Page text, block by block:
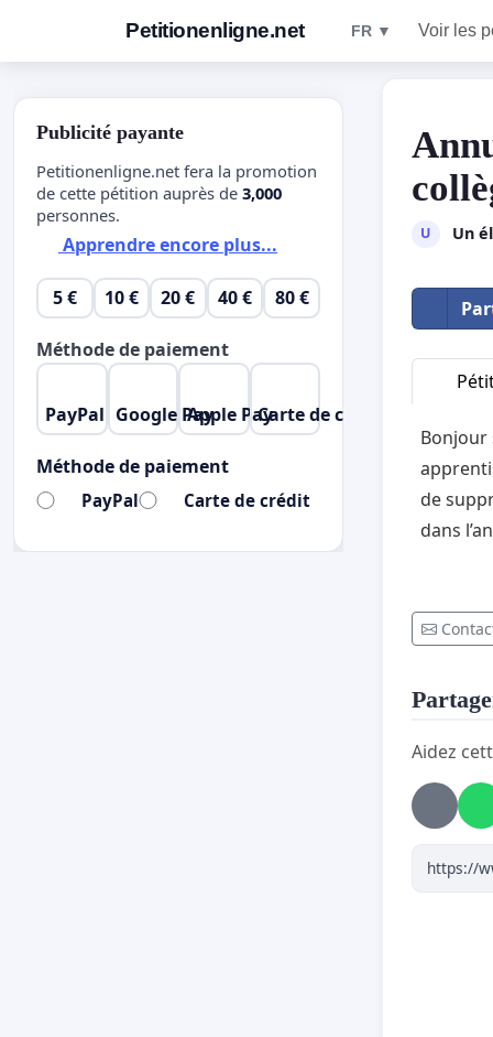
Petitionenligne.net FR ▼ Voir les
U Un
Bonjour
de
dans
Aidez
Publicité payante
Petitionenligne.net fera la promotion
de cette pétition auprès de 3,000
personnes.
Apprendre encore plus...
5 € 10 € 20 € 40 € 80 €
Méthode de paiement
PayPal Google PayApple PayCarte de crédit
Méthode de paiement
PayPal Carte de crédit